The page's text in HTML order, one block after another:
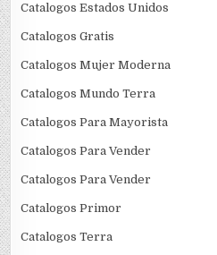
Catalogos Estados Unidos
Catalogos Gratis
Catalogos Mujer Moderna
Catalogos Mundo Terra
Catalogos Para Mayorista
Catalogos Para Vender
Catalogos Para Vender
Catalogos Primor
Catalogos Terra